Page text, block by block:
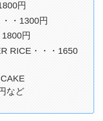
円
・1300円
円
RICE・・・1650
など